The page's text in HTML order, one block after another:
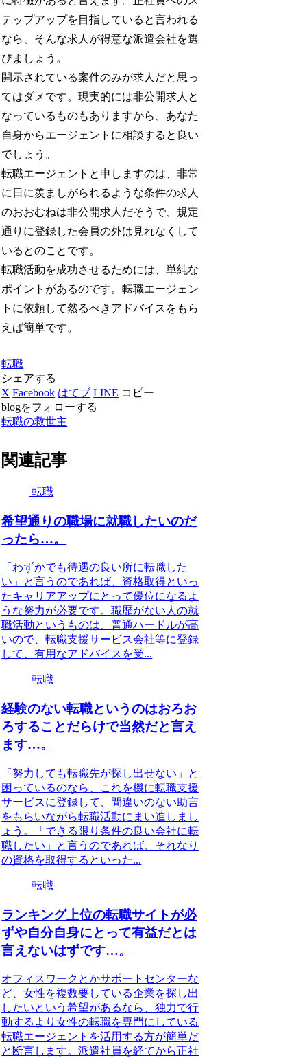
テップアップを目指していると言われる
なら、そんな求人が得意な派遣会社を選
びましょう。
開示されている案件のみが求人だと思っ
てはダメです。現実的には非公開求人と
なっているものもありますから、あなた
自身からエージェントに相談すると良い
でしょう。
転職エージェントと申しますのは、非常
に日に羨ましがられるような条件の求人
のおおむねは非公開求人だそうで、規定
通りに登録した会員の外は見れなくして
いるとのことです。
転職活動を成功させるためには、単純な
ポイントがあるのです。転職エージェン
トに依頼して然るべきアドバイスをもら
えば簡単です。
転職
シェアする
X Facebook はてブ LINE コピー
blogをフォローする
転職の救世主
関連記事
転職
希望通りの職場に就職したいのだ
ったら…。
「わずかでも待遇の良い所に転職した
い」と言うのであれば、資格取得といっ
たキャリアアップにとって優位になるよ
うな努力が必要です。職歴がない人の就
職活動というものは、普通ハードルが高
いので、転職支援サービス会社等に登録
して、有用なアドバイスを受...
転職
経験のない転職というのはおろお
ろすることだらけで当然だと言え
ます…。
「努力しても転職先が探し出せない」と
困っているのなら、これを機に転職支援
サービスに登録して、間違いのない助言
をもらいながら転職活動にまい進しまし
ょう。「できる限り条件の良い会社に転
職したい」と言うのであれば、それなり
の資格を取得するといった...
転職
ランキング上位の転職サイトが必
ずや自分自身にとって有益だとは
言えないはずです…。
オフィスワークとかサポートセンターな
ど、女性を複数要している企業を探し出
したいという希望があるなら、独力で行
動するより女性の転職を専門にしている
転職エージェントを活用する方が簡単だ
と断言します。派遣社員を経てから正社